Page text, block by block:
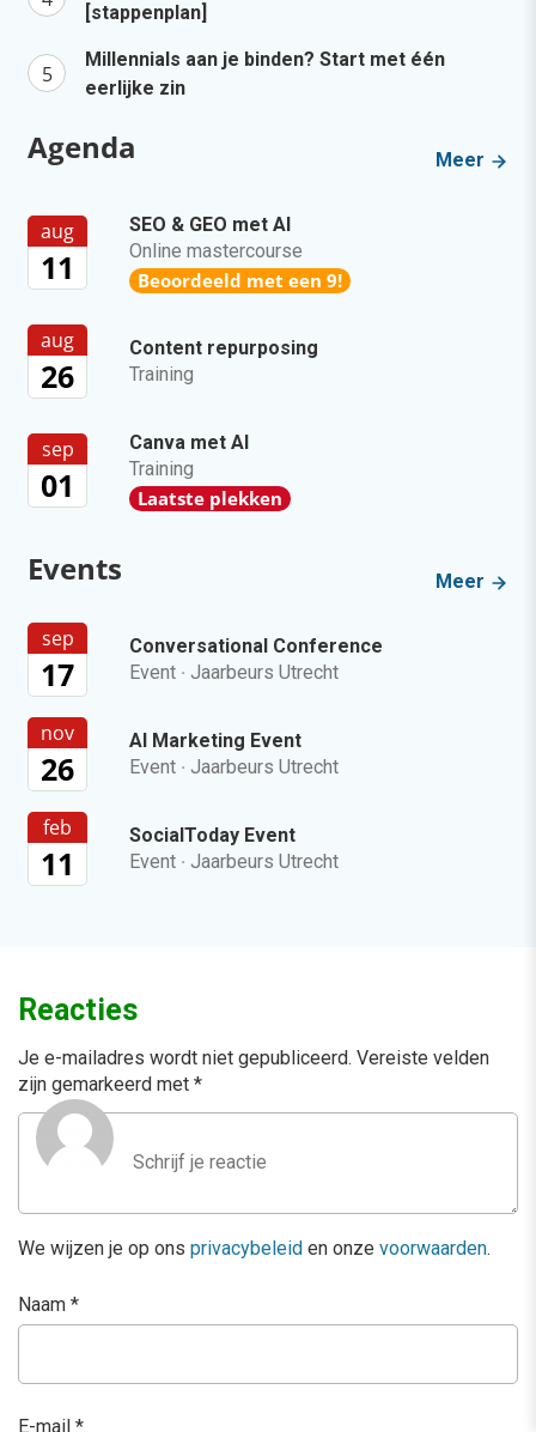
[stappenplan]
Millennials aan je binden? Start met één
eerlijke zin
Agenda Meer
aug
11
SEO & GEO met AI
Online mastercourse
Beoordeeld met een 9!
aug
26
Content repurposing
Training
sep
01
Canva met AI
Training
Laatste plekken
Events Meer
sep
17
Conversational Conference
Event · Jaarbeurs Utrecht
nov
26
AI Marketing Event
Event · Jaarbeurs Utrecht
feb
11
SocialToday Event
Event · Jaarbeurs Utrecht
Reacties
Je e-mailadres wordt niet gepubliceerd. Vereiste velden
zijn gemarkeerd met *
We wijzen je op ons privacybeleid en onze voorwaarden.
Naam *
E-mail *